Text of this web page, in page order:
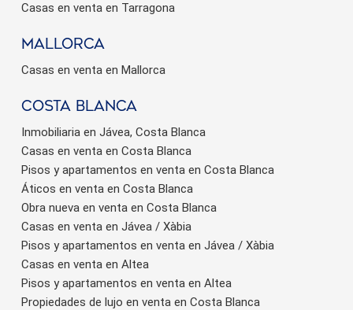
Casas en venta en Tarragona
Mallorca
Casas en venta en Mallorca
Costa Blanca
Inmobiliaria en Jávea, Costa Blanca
Casas en venta en Costa Blanca
Pisos y apartamentos en venta en Costa Blanca
Áticos en venta en Costa Blanca
Obra nueva en venta en Costa Blanca
Casas en venta en Jávea / Xàbia
Pisos y apartamentos en venta en Jávea / Xàbia
Casas en venta en Altea
Pisos y apartamentos en venta en Altea
Propiedades de lujo en venta en Costa Blanca